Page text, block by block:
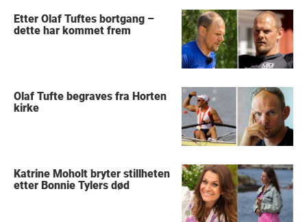
Etter Olaf Tuftes bortgang –
dette har kommet frem
Olaf Tufte begraves fra Horten
kirke
Katrine Moholt bryter stillheten
etter Bonnie Tylers død